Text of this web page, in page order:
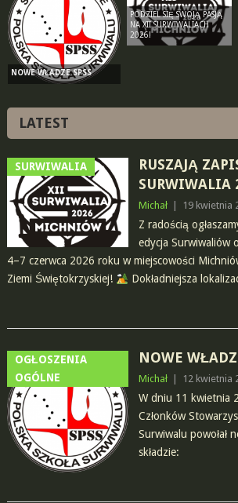
NOWE WŁADZE SPSS
PODZIEL SIĘ SWOJĄ PASJĄ
NA XII SURWIWALIACH
2026!
LATEST
SURWIWALIA
RUSZAJĄ
SURWIWALIA
Michał 19 kwietnia
Z radością
edycja Surwiwaliów
4–7 czerwca 2026 roku w miejscowości
Ziemi Świętokrzyskiej!
Dokładniejsza
OGŁOSZENIA
OGÓLNE
NOWE
Michał 12 kwietnia
W dniu 11 kwietnia
Członków
Surwiwalu powołał
składzie: